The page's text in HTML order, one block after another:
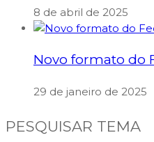
8 de abril de 2025
Novo formato do
29 de janeiro de 2025
PESQUISAR TEMA